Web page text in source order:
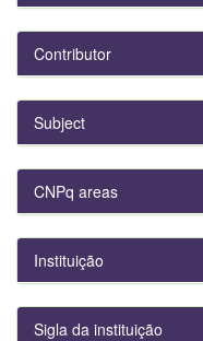
Contributor
Subject
CNPq areas
Instituição
Sigla da instituição